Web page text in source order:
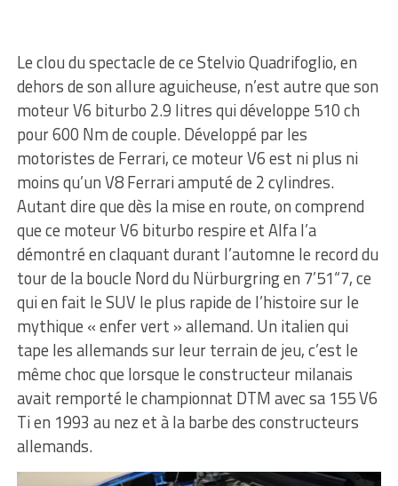
Le clou du spectacle de ce Stelvio Quadrifoglio, en
dehors de son allure aguicheuse, n’est autre que son
moteur V6 biturbo 2.9 litres qui développe 510 ch
pour 600 Nm de couple. Développé par les
motoristes de Ferrari, ce moteur V6 est ni plus ni
moins qu’un V8 Ferrari amputé de 2 cylindres.
Autant dire que dès la mise en route, on comprend
que ce moteur V6 biturbo respire et Alfa l’a
démontré en claquant durant l’automne le record du
tour de la boucle Nord du Nürburgring en 7’51“7, ce
qui en fait le SUV le plus rapide de l’histoire sur le
mythique « enfer vert » allemand. Un italien qui
tape les allemands sur leur terrain de jeu, c’est le
même choc que lorsque le constructeur milanais
avait remporté le championnat DTM avec sa 155 V6
Ti en 1993 au nez et à la barbe des constructeurs
allemands.